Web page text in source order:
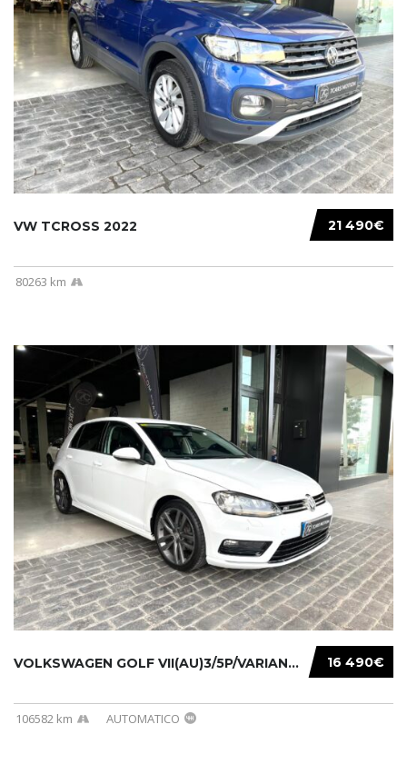
21 490€
VW TCROSS 2022
80263 km
16 490€
VOLKSWAGEN GOLF VII(AU)3/5P/VARIANT(12-16 20...
106582 km AUTOMATICO